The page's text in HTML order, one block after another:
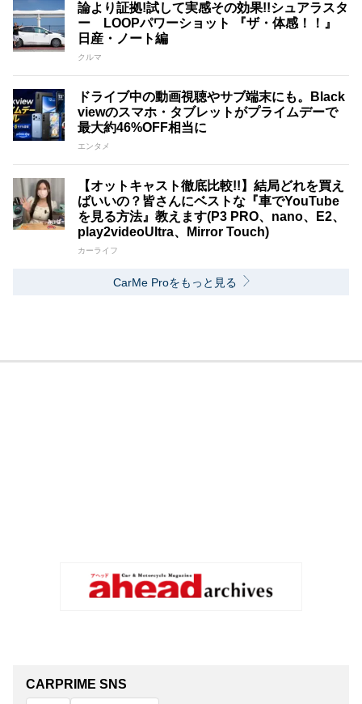
論より証拠!試して実感その効果!!シュアラスタ
ー LOOPパワーショット 『ザ・体感！！』
日産・ノート編
クルマ
ドライブ中の動画視聴やサブ端末にも。Black
viewのスマホ・タブレットがプライムデーで
最大約46%OFF相当に
エンタメ
【オットキャスト徹底比較!!】結局どれを買え
ばいいの？皆さんにベストな『車でYouTube
を見る方法』教えます(P3 PRO、nano、E2、
play2videoUltra、Mirror Touch)
カーライフ
CarMe Proをもっと見る
CARPRIME SNS